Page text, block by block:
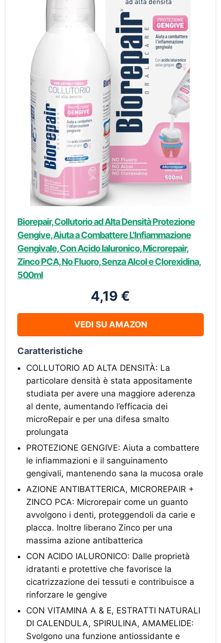
Biorepair, Collutorio ad Alta Densità Protezione
Gengive, Aiuta a Combattere L'Infiammazione
Gengivale, Con Acido Ialuronico, Microrepair,
Zinco PCA, No Fluoro, Senza Alcol e Clorexidina,
500ml
4,19 €
VEDI SU AMAZON
Caratteristiche
COLLUTORIO AD ALTA DENSITÀ: La
particolare densità è stata appositamente
studiata per avere una maggiore aderenza
al dente, aumentando l’efficacia dei
microRepair e per una difesa smalto
prolungata
PROTEZIONE GENGIVE: Aiuta a combattere
le infiammazioni e il sanguinamento
gengivali, mantenendo sana la mucosa orale
AZIONE ANTIBATTERICA, MICROREPAIR +
ZINCO PCA: Microrepair come un guanto
avvolgono i denti, proteggendoli da carie e
placca. Inoltre liberano Zinco per una
massima azione antibatterica
CON ACIDO IALURONICO: Dalle proprietà
idratanti e protettive che favorisce la
cicatrizzazione dei tessuti e contribuisce a
rinforzare le gengive
CON VITAMINA A & E, ESTRATTI NATURALI
DI CALENDULA, SPIRULINA, AMAMELIDE:
Svolgono una funzione antiossidante e